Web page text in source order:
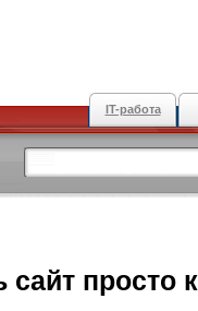
IT-работа
сайт просто